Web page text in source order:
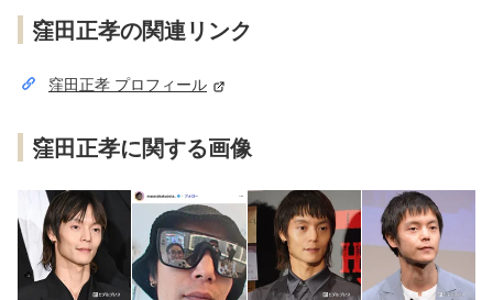
窪田正孝の関連リンク
窪田正孝 プロフィール
窪田正孝に関する画像